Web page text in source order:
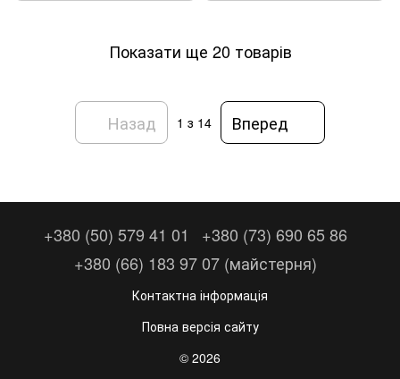
Показати ще 20 товарів
Назад 1 з 14 Вперед
+380 (50) 579 41 01
+380 (73) 690 65 86
+380 (66) 183 97 07 (майстерня)
Контактна інформація
Повна версія сайту
© 2026